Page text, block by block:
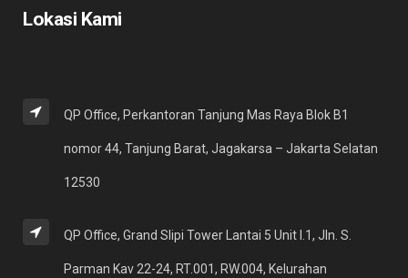
Lokasi Kami
QP Office, Perkantoran Tanjung Mas Raya Blok B1
nomor 44, Tanjung Barat, Jagakarsa – Jakarta Selatan
12530
QP Office, Grand Slipi Tower Lantai 5 Unit I.1, Jln. S.
Parman Kav 22-24, RT.001, RW.004, Kelurahan